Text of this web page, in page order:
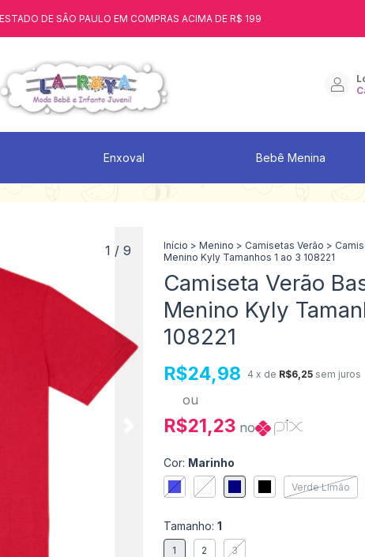
DE SÃO PAULO EM COMPRAS ACIMA DE R$ 199
Enxoval Bebê Menina
1 / 9 Início > Menino > Camisetas Verão >
Menino Kyly Tamanhos 1 ao 3 108221
Camiseta Verão
Menino Kyly
108221
R$24,98 4 x de R$6,25 sem juros
ou
R$21,23 no
Cor: Marinho
Verde Limão
Tamanho: 1
1 2 3